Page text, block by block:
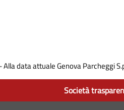
data attuale Genova Parcheggi
Società